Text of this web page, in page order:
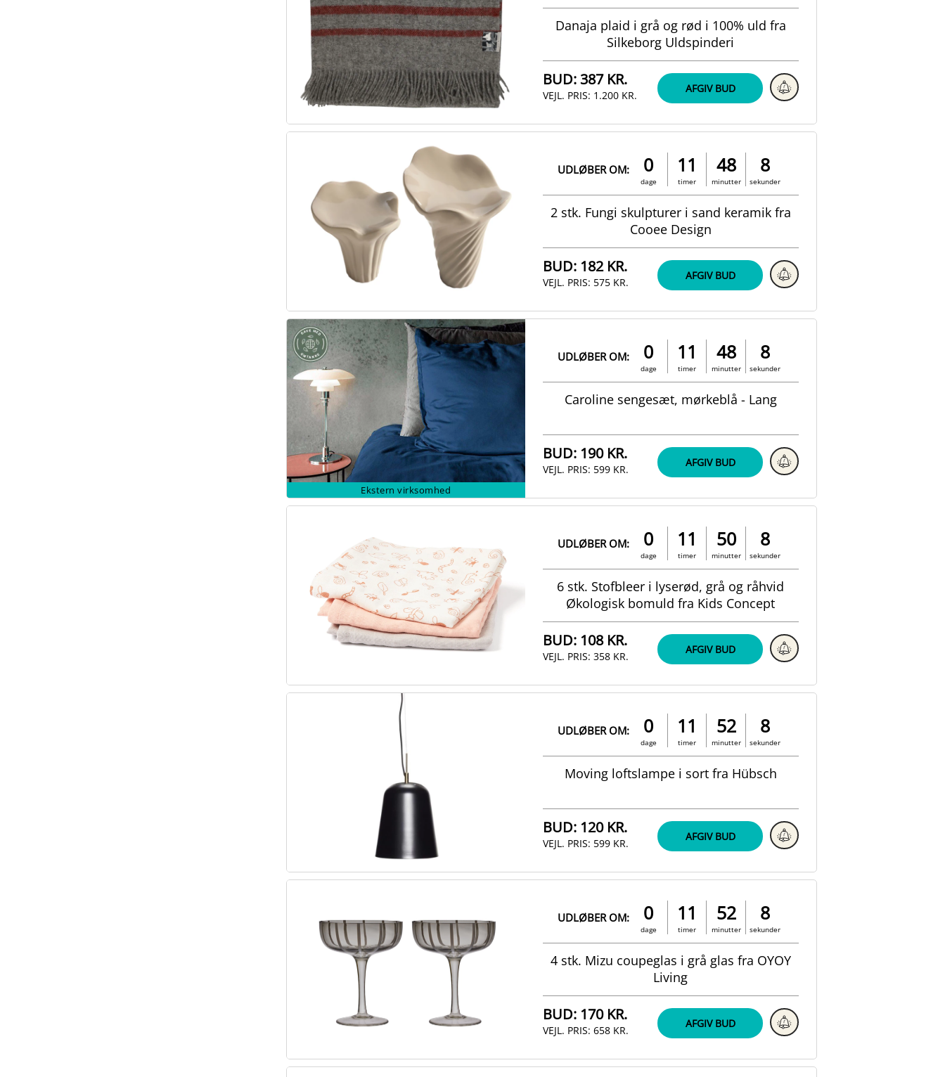
Danaja plaid i grå og rød i 100% uld fra
Silkeborg Uldspinderi
BUD:387 KR.
VEJL. PRIS: 1.200 KR.
AFGIV BUD
UDLØBER OM: 0
dage
11
timer
48
minutter
7
sekunder
2 stk. Fungi skulpturer i sand keramik fra
Cooee Design
BUD: 182 KR.
VEJL. PRIS: 575 KR.
AFGIV BUD
Ekstern virksomhed
UDLØBER OM: 0
dage
11
timer
48
minutter
7
sekunder
Caroline sengesæt, mørkeblå - Lang
BUD: 190 KR.
VEJL. PRIS: 599 KR.
AFGIV BUD
UDLØBER OM: 0
dage
11
timer
50
minutter
7
sekunder
6 stk. Stofbleer i lyserød, grå og råhvid
Økologisk bomuld fra Kids Concept
BUD: 108 KR.
VEJL. PRIS: 358 KR.
AFGIV BUD
UDLØBER OM: 0
dage
11
timer
52
minutter
7
sekunder
Moving loftslampe i sort fra Hübsch
BUD: 120 KR.
VEJL. PRIS: 599 KR.
AFGIV BUD
UDLØBER OM: 0
dage
11
timer
52
minutter
7
sekunder
4 stk. Mizu coupeglas i grå glas fra OYOY
Living
BUD: 170 KR.
VEJL. PRIS: 658 KR.
AFGIV BUD